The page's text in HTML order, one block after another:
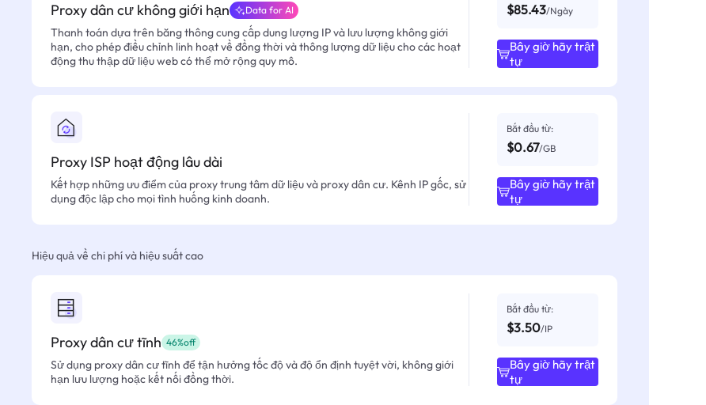
Proxy dân cư không giới hạn Data for AI
Thanh toán dựa trên băng thông cung cấp dung lượng IP và lưu lượng không giới
hạn, cho phép điều chỉnh linh hoạt về đồng thời và thông lượng dữ liệu cho các hoạt
động thu thập dữ liệu web có thể mở rộng quy mô.
$85.43/Ngày
Bây giờ hãy trật
tự
Proxy ISP hoạt động lâu dài
Kết hợp những ưu điểm của proxy trung tâm dữ liệu và proxy dân cư. Kênh IP gốc, sử
dụng độc lập cho mọi tình huống kinh doanh.
Bắt đầu từ:
$0.67/GB
Bây giờ hãy trật
tự
Hiệu quả về chi phí và hiệu suất cao
Proxy dân cư tĩnh 46%off
Sử dụng proxy dân cư tĩnh để tận hưởng tốc độ và độ ổn định tuyệt vời, không giới
hạn lưu lượng hoặc kết nối đồng thời.
Bắt đầu từ:
$3.50/IP
Bây giờ hãy trật
tự